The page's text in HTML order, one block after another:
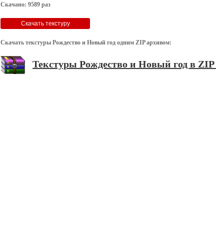
Скачано: 9589 раз
Скачать текстуры Рождество и Новый год одним ZIP архивом:
Текстуры Рождество и Новый год в ZIP